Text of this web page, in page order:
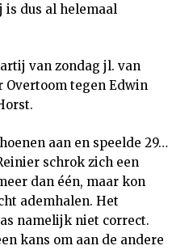
dus al helemaal
van zondag jl. van
Overtoom tegen Edwin
aan en speelde 29…
schrok zich een
dan één, maar kon
ademhalen. Het
namelijk niet correct.
kans om aan de andere